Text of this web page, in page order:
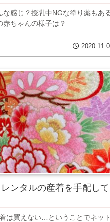
な感じ？授乳中NGな塗り薬もあ
ちゃんの様子は？
ンタルの産着を手配して
は買えない…ということでネット